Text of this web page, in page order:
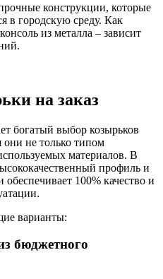
конструкции, которые
в городскую среду. Как
из металла – зависит
на заказ
богатый выбор козырьков
не только типом
материалов. В
профиль и
обеспечивает 100% качество и
варианты:
бюджетного